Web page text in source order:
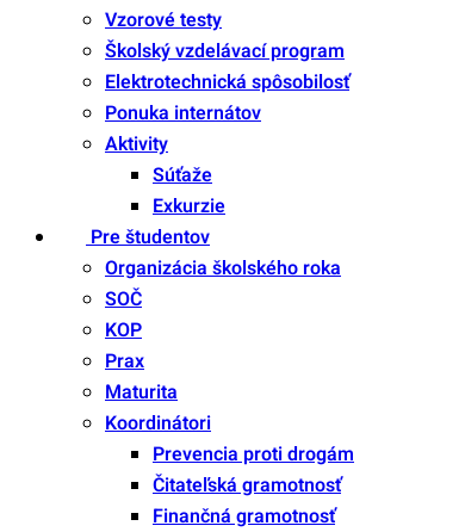
Vzorové testy
Školský vzdelávací program
Elektrotechnická spôsobilosť
Ponuka internátov
Aktivity
Súťaže
Exkurzie
Pre študentov
Organizácia školského roka
SOČ
KOP
Prax
Maturita
Koordinátori
Prevencia proti drogám
Čitateľská gramotnosť
Finančná gramotnosť